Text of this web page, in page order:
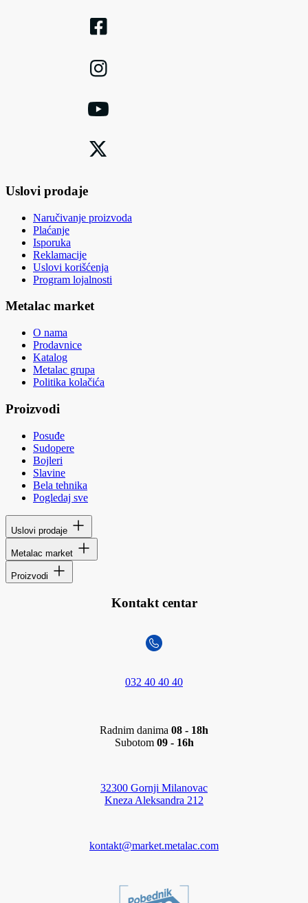
Uslovi prodaje
Naručivanje proizvoda
Plaćanje
Isporuka
Reklamacije
Uslovi korišćenja
Program lojalnosti
Metalac market
O nama
Prodavnice
Katalog
Metalac grupa
Politika kolačića
Proizvodi
Posuđe
Sudopere
Bojleri
Slavine
Bela tehnika
Pogledaj sve
Uslovi prodaje
Metalac market
Proizvodi
Kontakt centar
032 40 40 40
Radnim danima 08 - 18h
Subotom 09 - 16h
32300 Gornji Milanovac
Kneza Aleksandra 212
kontakt@market.metalac.com